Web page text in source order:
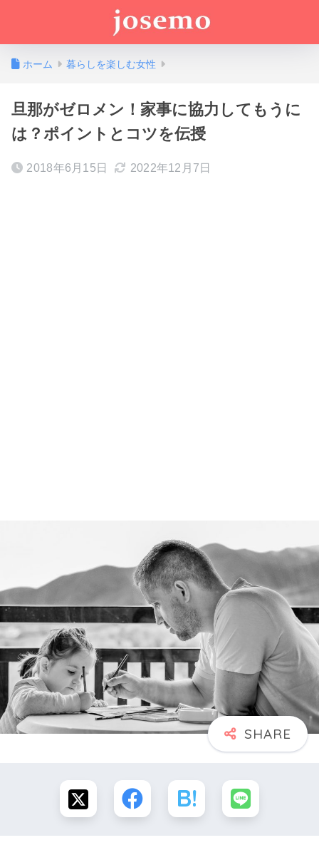
ホーム 暮らしを楽しむ女性
旦那がゼロメン！家事に協力してもうに
は？ポイントとコツを伝授
2018年6月15日 2022年12月7日